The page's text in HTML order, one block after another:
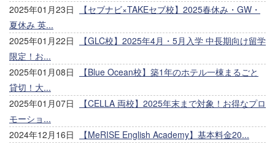
2025年01月23日
【セブナビ×TAKEセブ校】2025春休み・GW・
夏休み 英...
2025年01月22日
【GLC校】2025年4月・5月入学 中長期向け留学
限定！お...
2025年01月08日
【Blue Ocean校】築1年のホテル一棟まるごと
貸切！大...
2025年01月07日
【CELLA 両校】2025年末まで対象！お得なプロ
モーショ...
2024年12月16日
【MeRISE English Academy】基本料金20...